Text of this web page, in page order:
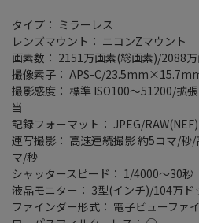
タイプ： ミラーレス
レンズマウント： ニコンZマウント
画素数： 2151万画素(総画素)/2088
撮像素子： APS-C/
撮影感度： 標準 ISO100～51200/拡
当
記録フォーマット： JPEG/RAW(NEF)
連写撮影： 高速連続撮影 約5コマ/秒
マ/秒
シャッタースピード： 1/4000～30秒
液晶モニター： 3型(インチ)/104万ド
ファインダー形式： 電子ビューファ